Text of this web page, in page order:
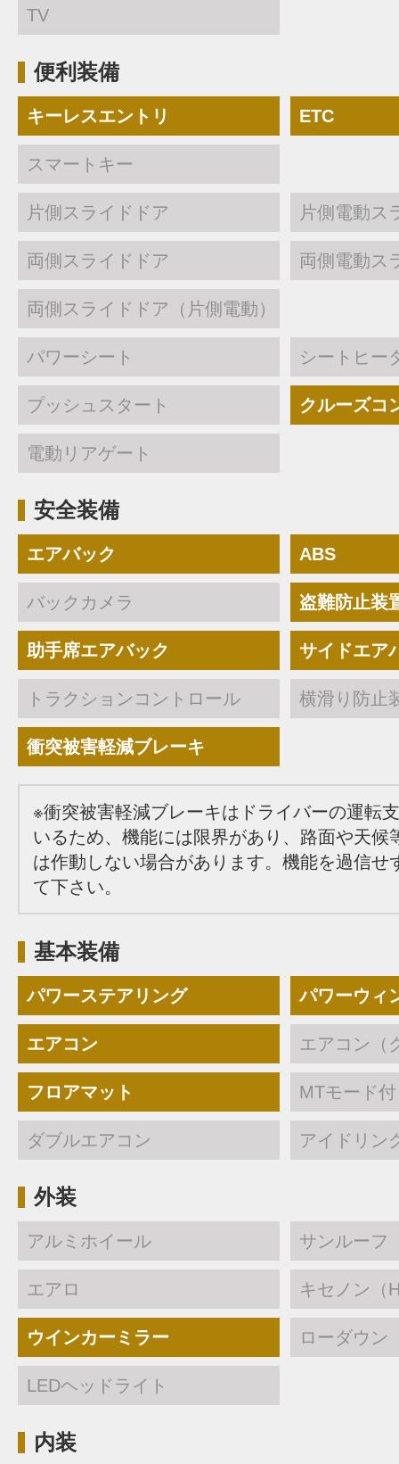
TV
便利装備
キーレスエントリ ETC
スマートキー
片側スライドドア 片側電動ス
両側スライドドア 両側電動ス
両側スライドドア（片側電動）
パワーシート シートヒー
プッシュスタート クルーズコ
電動リアゲート
安全装備
エアバック ABS
バックカメラ 盗難防止装
助手席エアバック サイドエア
トラクションコントロール 横滑り防止
衝突被害軽減ブレーキ
※衝突被害軽減ブレーキはドライバーの運転
いるため、機能には限界があり、路面や天候
は作動しない場合があります。機能を過信せ
て下さい。
基本装備
パワーステアリング パワーウィ
エアコン エアコン（
フロアマット MTモード
ダブルエアコン アイドリン
外装
アルミホイール サンルーフ
エアロ キセノン（
ウインカーミラー ローダウン
LEDヘッドライト
内装